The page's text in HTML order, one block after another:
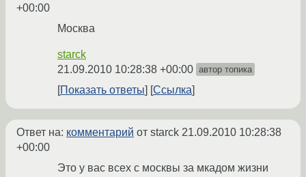
+00:00
Москва
starck
21.09.2010 10:28:38 +00:00 автор топика
Показать ответы Ссылка
Ответ на: комментарий от starck 21.09.2010 10:28:38
+00:00
Это у вас всех с москвы за мкадом жизни